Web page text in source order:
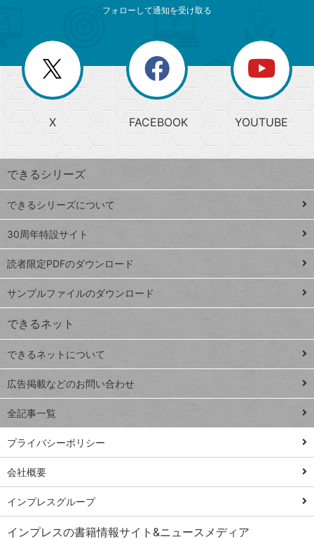
じ
る
search
検
索
上
昇
ワ
ー
ド
Google
スプレ
ッドシ
ート
iPhone
VLOOKUP
close
閉じ
る
閉
じ
る
ー
か
ら
探
す
ト
ッ
プ
ペ
ジ
連載
Excel Q&A
トイアンナ流仕
事術
PowerAutomate
ではじめる業務
の完全自動化
AI議事録作成術
Windows 11
Q&A
フォローして通知を受け取る
X FACEBOOK YOUTUBE
できるシリーズ
できるシリーズについて
30周年特設サイト
読者限定PDFのダウンロード
サンプルファイルのダウンロード
できるネット
できるネットについて
広告掲載などのお問い合わせ
全記事一覧
プライバシーポリシー
会社概要
インプレスグループ
インプレスの書籍情報サイト&ニュースメディア